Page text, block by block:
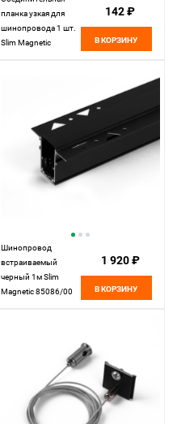
планка узкая для
шинопровода 1 шт.
Slim Magnetic
142 ₽
В КОРЗИНУ
Шинопровод
встраиваемый
черный 1м Slim
Magnetic 85086/00
1 920 ₽
В КОРЗИНУ